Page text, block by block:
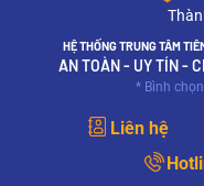
HỆ THỐNG TRUNG TÂM
AN TOÀN - UY TÍN -
* Bình
Liên hệ